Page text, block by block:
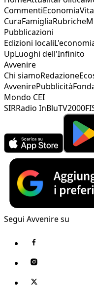
CommentiEconomia
CuraFamigliaRubriche
Pubblicazioni
Edizioni locali
UpLuoghi dell'Infinito
Avvenire
Chi siamoRedazione
AvvenirePubblicità
Mondo CEI
SIRRadio InBluTV2000
Segui Avvenire su